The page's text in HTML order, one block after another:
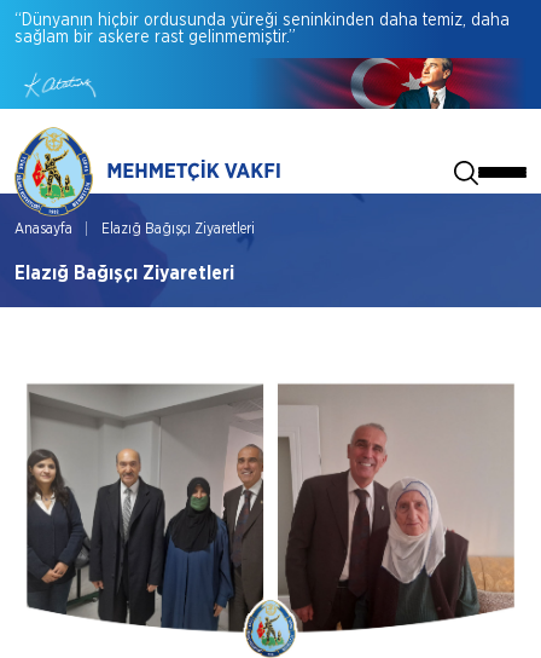
“Dünyanın hiçbir ordusunda yüreği seninkinden daha temiz, daha
sağlam bir askere rast gelinmemiştir.”
Anasayfa Elazığ Bağışçı Ziyaretleri
Elazığ Bağışçı Ziyaretleri